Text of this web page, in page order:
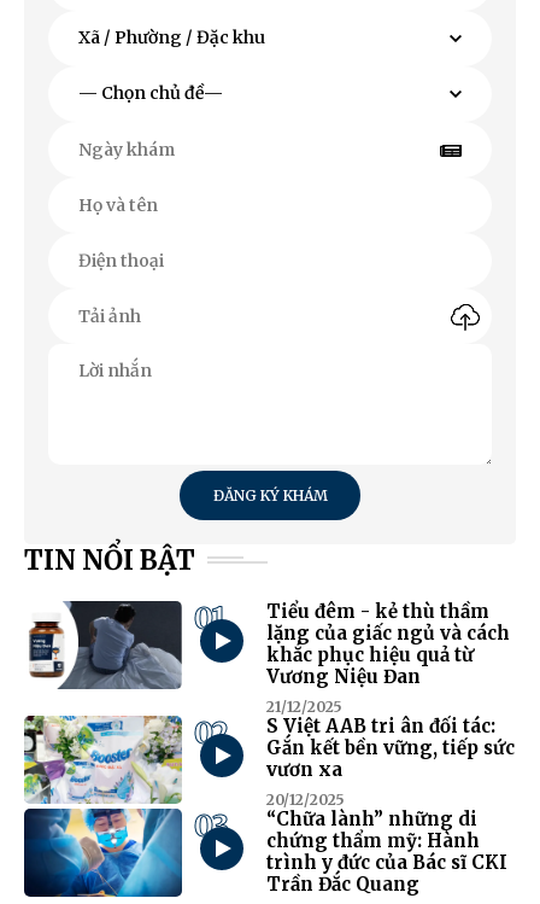
ĐĂNG KÝ KHÁM
TIN NỔI BẬT
01
Tiểu đêm - kẻ thù thầm
lặng của giấc ngủ và cách
khắc phục hiệu quả từ
Vương Niệu Đan
21/12/2025
02
S Việt AAB tri ân đối tác:
Gắn kết bền vững, tiếp sức
vươn xa
20/12/2025
03
“Chữa lành” những di
chứng thẩm mỹ: Hành
trình y đức của Bác sĩ CKI
Trần Đắc Quang